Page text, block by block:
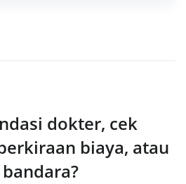
dokter, cek
biaya, atau